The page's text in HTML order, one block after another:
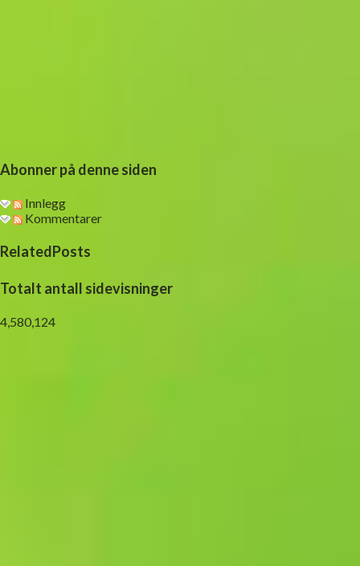
Abonner på denne siden
Innlegg
Kommentarer
RelatedPosts
Totalt antall sidevisninger
4,580,124